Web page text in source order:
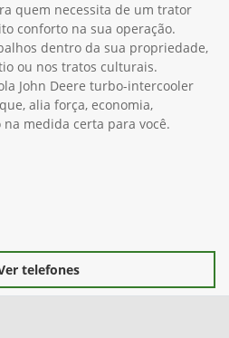
quem necessita de um trator
conforto na sua operação.
dentro da sua propriedade,
ou nos tratos culturais.
John Deere turbo-intercooler
alia força, economia,
medida certa para você.
telefones